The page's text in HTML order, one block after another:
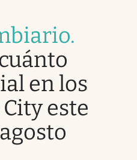
.
en los
este